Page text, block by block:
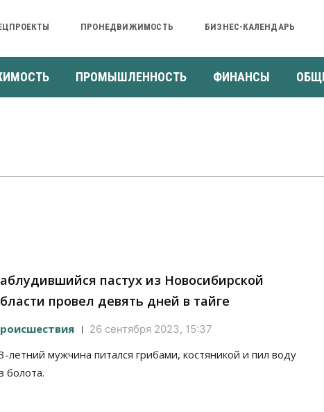
ПРОНЕДВИЖИМОСТЬ БИЗНЕС-КАЛЕНДАРЬ
ПРОМЫШЛЕННОСТЬ ФИНАНСЫ
пастух из Новосибирской
провел девять дней в тайге
26 сентября 2023, 15:37
летний мужчина питался грибами, костяникой и пил воду
болота.